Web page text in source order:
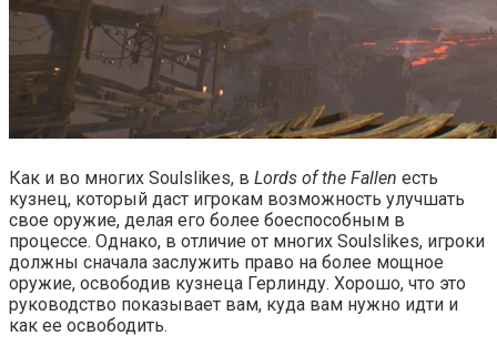
Как и во многих Soulslikes, в Lords of the Fallen есть
кузнец, который даст игрокам возможность улучшать
свое оружие, делая его более боеспособным в
процессе. Однако, в отличие от многих Soulslikes, игроки
должны сначала заслужить право на более мощное
оружие, освободив кузнеца Герлинду. Хорошо, что это
руководство показывает вам, куда вам нужно идти и
как ее освободить.